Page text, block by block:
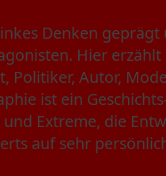
Denken
Hier
Politiker, Autor,
ist ein
Extreme, die
auf sehr